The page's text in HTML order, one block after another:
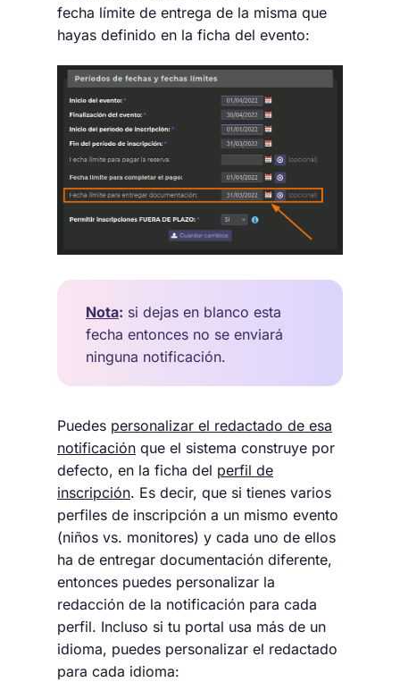
fecha límite de entrega de la misma que
hayas definido en la ficha del evento:
Nota: si dejas en blanco esta
fecha entonces no se enviará
ninguna notificación.
Puedes personalizar el redactado de esa
notificación que el sistema construye por
defecto, en la ficha del perfil de
inscripción. Es decir, que si tienes varios
perfiles de inscripción a un mismo evento
(niños vs. monitores) y cada uno de ellos
ha de entregar documentación diferente,
entonces puedes personalizar la
redacción de la notificación para cada
perfil. Incluso si tu portal usa más de un
idioma, puedes personalizar el redactado
para cada idioma: